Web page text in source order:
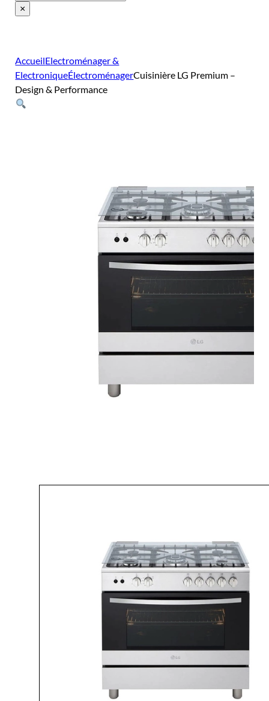
×
AccueilElectroménager &
ElectroniqueÉlectroménagerCuisinière LG Premium –
Design & Performance